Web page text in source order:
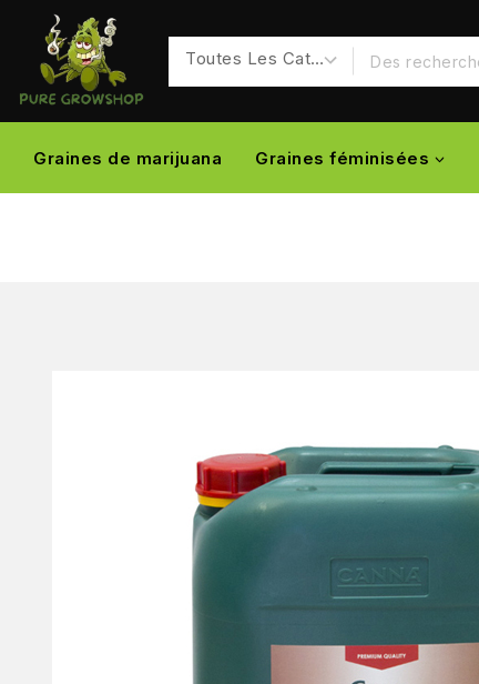
Graines de marijuana Graines féminisées